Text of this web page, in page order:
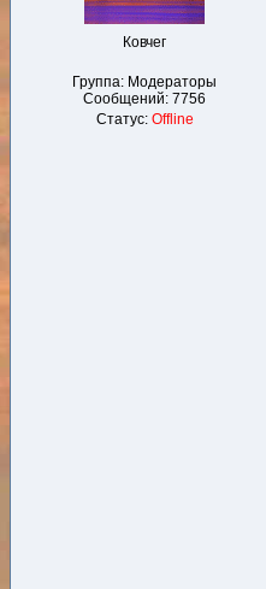
Ковчег
Группа: Модераторы
Сообщений: 7756
Статус: Offline